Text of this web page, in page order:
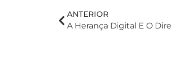
ANTERIOR
A Herança Digital E O